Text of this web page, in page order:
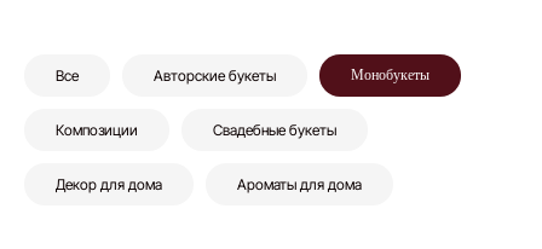
Все Авторские букеты Монобукеты
Композиции Свадебные букеты
Декор для дома Ароматы для дома
Лилии Тюльпаны